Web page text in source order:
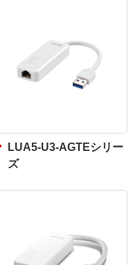
LUA5-U3-AGTEシリー
ズ